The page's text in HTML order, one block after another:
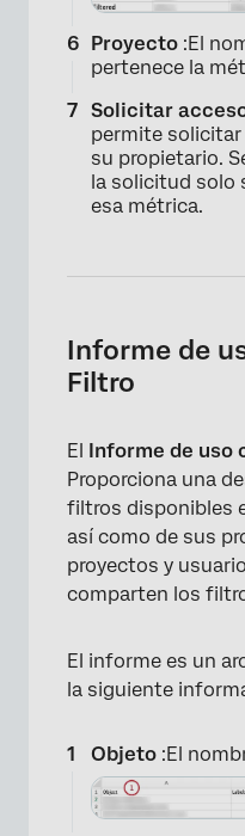
Proyecto :El
pertenece la
Solicitar
permite solicitar
su propietario.
la solicitud solo
esa métrica.
Informe de
Filtro
El Informe de uso
Proporciona una
filtros disponibles
así como de sus
proyectos y
comparten los
El informe es un
la siguiente
Objeto :El